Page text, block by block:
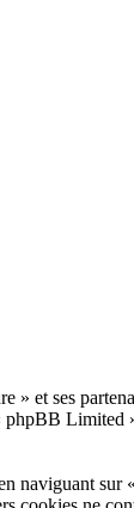
et ses
Limited
naviguant